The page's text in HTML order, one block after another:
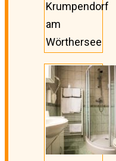
Krumpendorf
am
Wörthersee